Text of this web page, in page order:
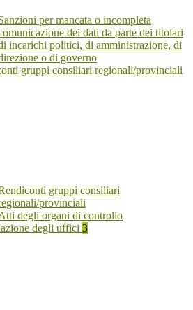
per mancata o incompleta
dei dati da parte dei titolari
incarichi politici, di amministrazione, di
o di governo
gruppi consiliari regionali/provinciali
gruppi consiliari
provinciali
degli organi di controllo
degli uffici 3